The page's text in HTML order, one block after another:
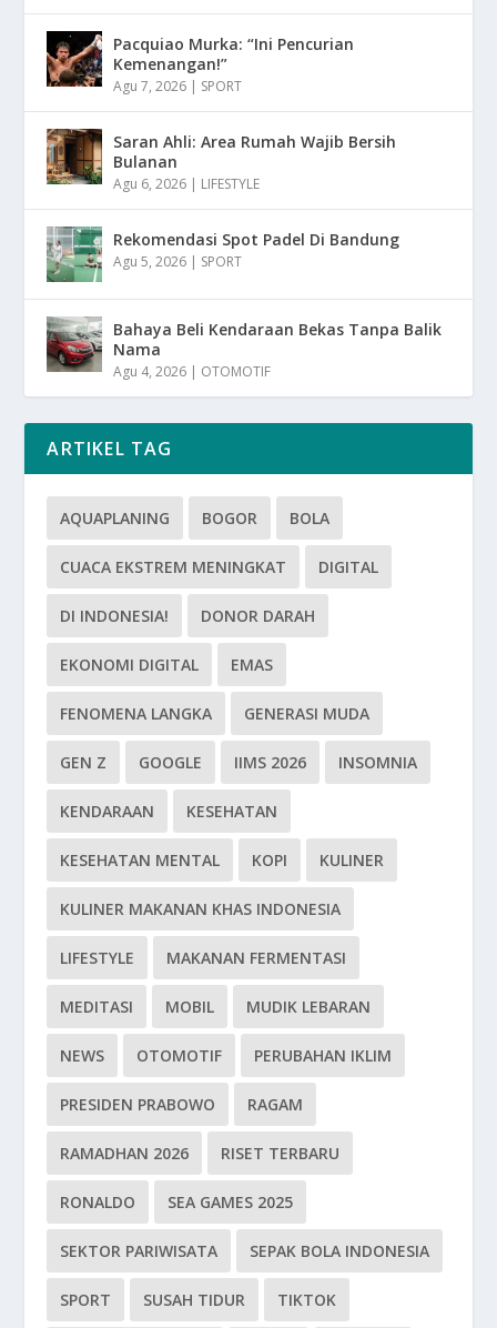
Pacquiao Murka: “Ini Pencurian
Kemenangan!”
Agu 7, 2026 | SPORT
Saran Ahli: Area Rumah Wajib Bersih
Bulanan
Agu 6, 2026 | LIFESTYLE
Rekomendasi Spot Padel Di Bandung
Agu 5, 2026 | SPORT
Bahaya Beli Kendaraan Bekas Tanpa Balik
Nama
Agu 4, 2026 | OTOMOTIF
ARTIKEL TAG
AQUAPLANING BOGOR BOLA
CUACA EKSTREM MENINGKAT DIGITAL
DI INDONESIA! DONOR DARAH
EKONOMI DIGITAL EMAS
FENOMENA LANGKA GENERASI MUDA
GEN Z GOOGLE IIMS 2026 INSOMNIA
KENDARAAN KESEHATAN
KESEHATAN MENTAL KOPI KULINER
KULINER MAKANAN KHAS INDONESIA
LIFESTYLE MAKANAN FERMENTASI
MEDITASI MOBIL MUDIK LEBARAN
NEWS OTOMOTIF PERUBAHAN IKLIM
PRESIDEN PRABOWO RAGAM
RAMADHAN 2026 RISET TERBARU
RONALDO SEA GAMES 2025
SEKTOR PARIWISATA SEPAK BOLA INDONESIA
SPORT SUSAH TIDUR TIKTOK